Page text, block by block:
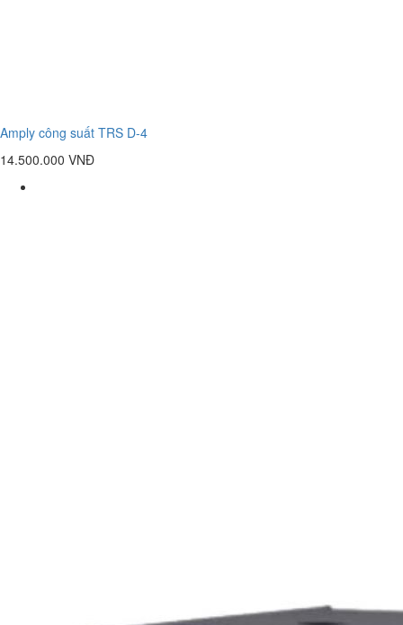
Amply công suất TRS D-4
14.500.000 VNĐ